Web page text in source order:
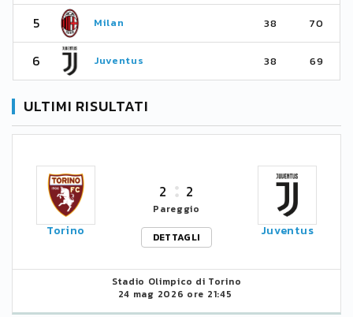
5 Milan 38 70
6 Juventus 38 69
ULTIMI RISULTATI
Torino
2 2
Pareggio
DETTAGLI
Juventus
Stadio Olimpico di Torino
24 mag 2026 ore 21:45